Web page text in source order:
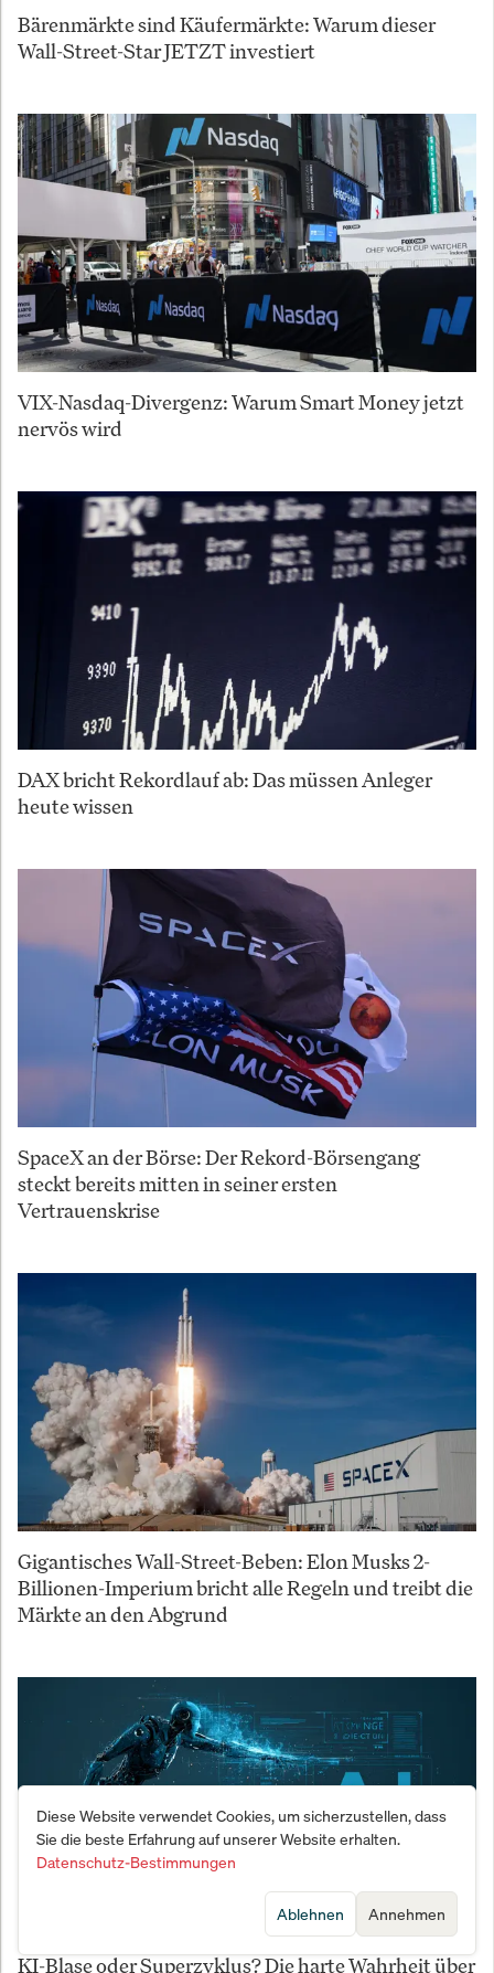
Bärenmärkte sind Käufermärkte: Warum dieser
Wall-Street-Star JETZT investiert
VIX-Nasdaq-Divergenz: Warum Smart Money jetzt
nervös wird
DAX bricht Rekordlauf ab: Das müssen Anleger
heute wissen
SpaceX an der Börse: Der Rekord-Börsengang
steckt bereits mitten in seiner ersten
Vertrauenskrise
Gigantisches Wall-Street-Beben: Elon Musks 2-
Billionen-Imperium bricht alle Regeln und treibt die
Märkte an den Abgrund
KI-Blase oder Superzyklus? Die harte Wahrheit über
Diese Website verwendet Cookies, um sicherzustellen, dass
Sie die beste Erfahrung auf unserer Website erhalten.
Datenschutz-Bestimmungen
Annehmen
Ablehnen